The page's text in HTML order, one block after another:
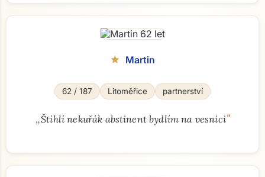
star Martin
62 / 187 Litoměřice partnerství
„Štíhlí nekuřák abstinent bydlím na vesnici"